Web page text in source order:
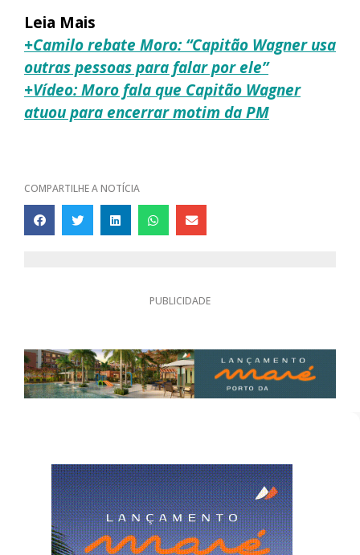
Leia Mais
+Camilo rebate Moro: “Capitão Wagner usa
outras pessoas para falar por ele”
+Vídeo: Moro fala que Capitão Wagner
atuou para encerrar motim da PM
COMPARTILHE A NOTÍCIA
PUBLICIDADE